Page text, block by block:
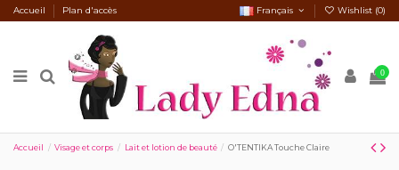
Accueil Plan d'accès Français Wishlist (0)
0
Accueil Visage et corps Lait et lotion de beauté O'TENTIKA Touche Claire